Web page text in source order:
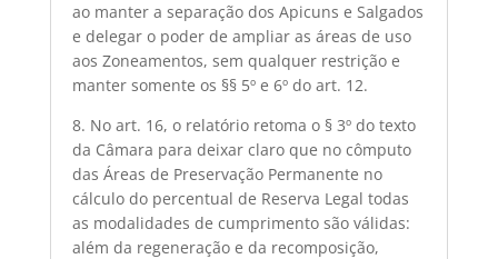
ao manter a separação dos Apicuns e Salgados
e delegar o poder de ampliar as áreas de uso
aos Zoneamentos, sem qualquer restrição e
manter somente os §§ 5º e 6º do art. 12.
8. No art. 16, o relatório retoma o § 3º do texto
da Câmara para deixar claro que no cômputo
das Áreas de Preservação Permanente no
cálculo do percentual de Reserva Legal todas
as modalidades de cumprimento são válidas:
além da regeneração e da recomposição,